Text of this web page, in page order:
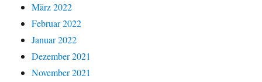
März 2022
Februar 2022
Januar 2022
Dezember 2021
November 2021